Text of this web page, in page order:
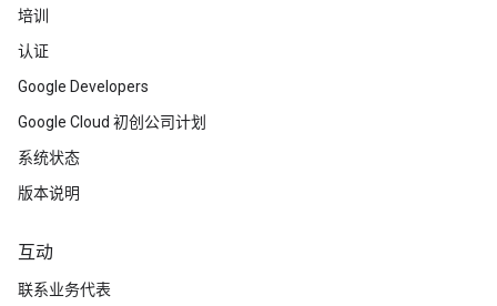
培训
认证
Google Developers
Google Cloud 初创公司计划
系统状态
版本说明
互动
联系业务代表